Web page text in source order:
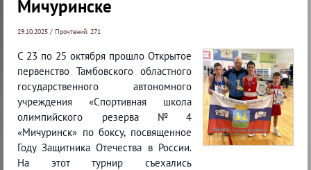
Мичуринске
29.10.2025 / Прочтений: 271
С 23 по 25 октября прошло Открытое
первенство Тамбовского областного
государственного автономного
учреждения «Спортивная школа
олимпийского резерва № 4
«Мичуринск» по боксу, посвященное
Году Защитника Отечества в России.
На этот турнир съехались